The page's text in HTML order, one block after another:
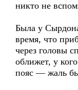
никто не
Была у
время, что
через головы
оближет, у
пояс — жаль